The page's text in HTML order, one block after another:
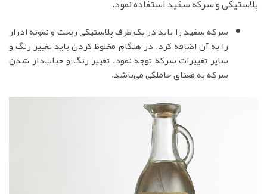
پلاستیکی و سرکه سفید استفاده نمود.
سرکه سفید را باید در یک ظرف پلاستیکی ریخت و نمونه ادرار
را به آن اضافه کرد. در هنگام مخلوط کردن باید تغییر رنگ و
سایر تغییرات سرکه توجه نمود. تغییر رنگ و حباب‌دار شدن
سرکه به معنای حاملگی می‌باشد.